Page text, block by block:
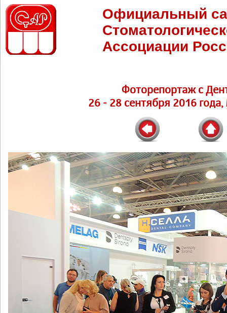
Официальный
Ассоциации
Фоторепортаж с
26 - 28 сентября 2016